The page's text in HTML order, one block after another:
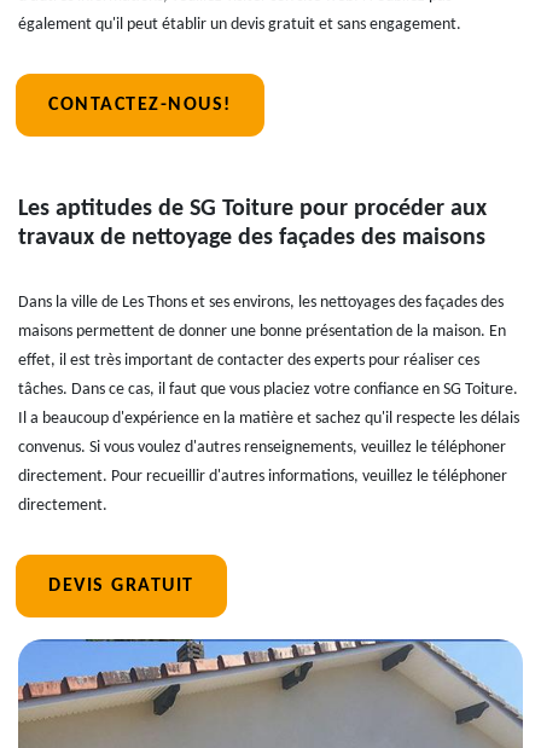
également qu'il peut établir un devis gratuit et sans engagement.
CONTACTEZ-NOUS!
Les aptitudes de SG Toiture pour procéder aux
travaux de nettoyage des façades des maisons
Dans la ville de Les Thons et ses environs, les nettoyages des façades des
maisons permettent de donner une bonne présentation de la maison. En
effet, il est très important de contacter des experts pour réaliser ces
tâches. Dans ce cas, il faut que vous placiez votre confiance en SG Toiture.
Il a beaucoup d'expérience en la matière et sachez qu'il respecte les délais
convenus. Si vous voulez d'autres renseignements, veuillez le téléphoner
directement. Pour recueillir d'autres informations, veuillez le téléphoner
directement.
DEVIS GRATUIT